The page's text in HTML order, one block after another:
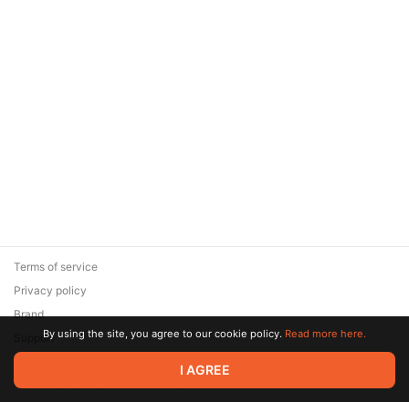
© 2026 Zaya Solutions Limited. All rights reserved. All trademarks
are the property of their respective owners.
Terms of service
Privacy policy
Brand
SupportBy using the site, you agree to our cookie policy. Read more here.
I AGREE